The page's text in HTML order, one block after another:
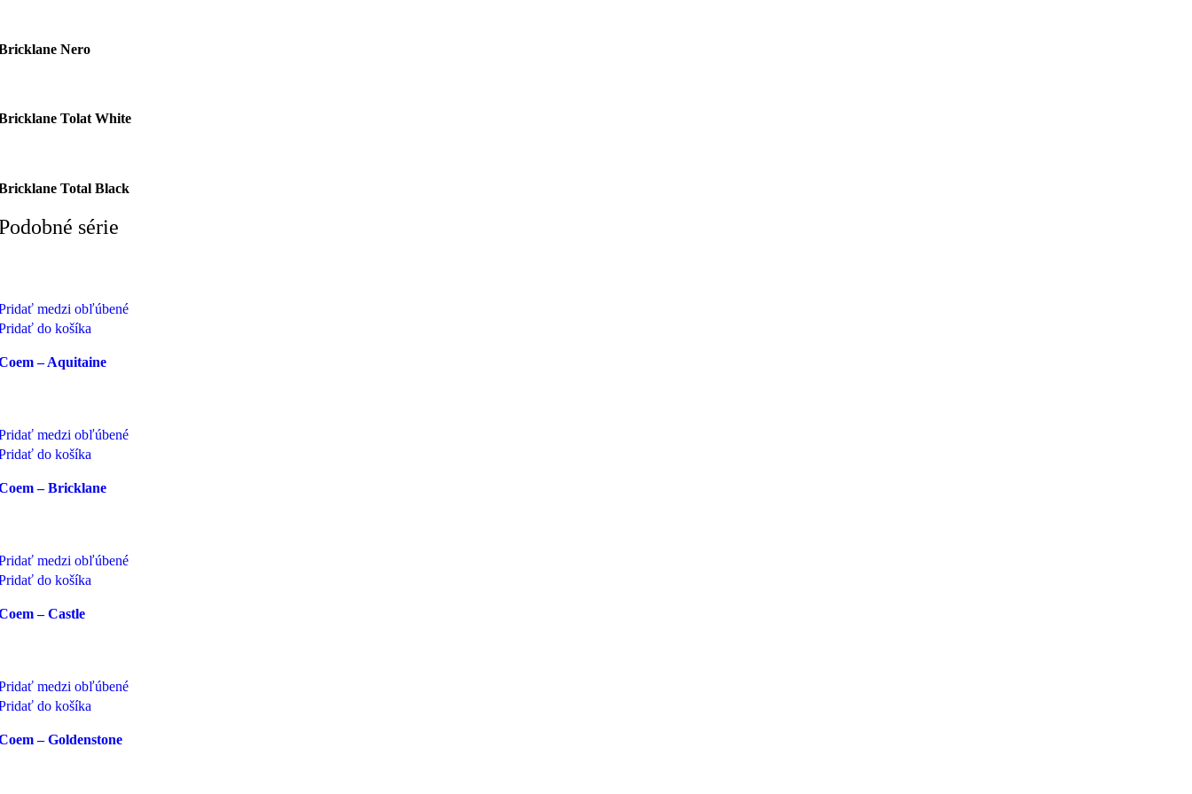
Nero
Tolat White
Total Black
série
medzi obľúbené
do košíka
– Aquitaine
medzi obľúbené
do košíka
– Bricklane
medzi obľúbené
do košíka
– Castle
medzi obľúbené
do košíka
– Goldenstone